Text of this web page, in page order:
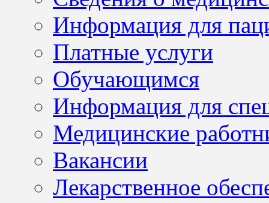
Информация для
Платные услуги
Обучающимся
Информация для
Медицинские
Вакансии
Лекарственное